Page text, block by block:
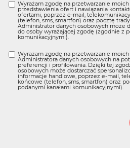
Wyrażam zgodę na przetwarzanie
przedstawienia ofert i nawiązania
ofertami, poprzez e-mail,
(telefon, sms, smartfon) oraz pocztę
Administrator danych osobowych może
do osoby wyrażającej zgodę (zgodnie z
komunikacyjnymi).
Wyrażam zgodę na przetwarzanie
Administratora danych osobowych na
preferencji i profilowania. Dzięki tej
osobowych może dostarczać
informacje handlowe, poprzez e-mail,
końcowe (telefon, sms, smartfon) oraz
podanymi kanałami komunikacyjnymi).